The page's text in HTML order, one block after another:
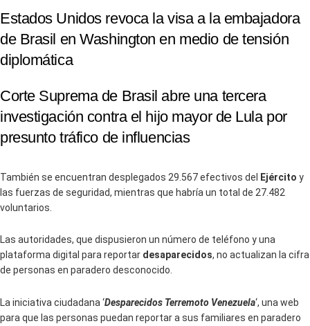
Estados Unidos revoca la visa a la embajadora
de Brasil en Washington en medio de tensión
diplomática
Corte Suprema de Brasil abre una tercera
investigación contra el hijo mayor de Lula por
presunto tráfico de influencias
También se encuentran desplegados 29.567 efectivos del Ejército y
las fuerzas de seguridad, mientras que habría un total de 27.482
voluntarios.
Las autoridades, que dispusieron un número de teléfono y una
plataforma digital para reportar desaparecidos, no actualizan la cifra
de personas en paradero desconocido.
La iniciativa ciudadana ‘Desparecidos Terremoto Venezuela‘, una web
para que las personas puedan reportar a sus familiares en paradero